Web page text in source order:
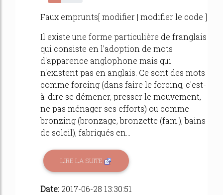
39%
Faux emprunts[ modifier | modifier le code ]
Il existe une forme particulière de franglais
qui consiste en l'adoption de mots
d'apparence anglophone mais qui
n'existent pas en anglais. Ce sont des mots
comme forcing (dans faire le forcing, c'est-
à-dire se démener, presser le mouvement,
ne pas ménager ses efforts) ou comme
bronzing (bronzage, bronzette (fam.), bains
de soleil), fabriqués en...
LIRE LA SUITE
Date: 2017-06-28 13:30:51